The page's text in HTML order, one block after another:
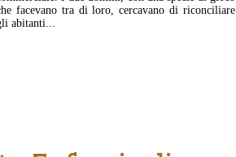
facevano tra di loro, cercavano di riconciliare
abitanti...